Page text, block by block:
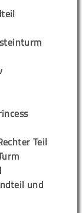
Teil
und